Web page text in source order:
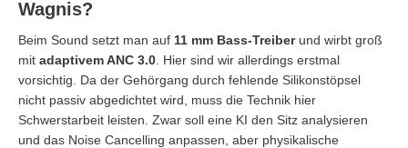
Wagnis?
Beim Sound setzt man auf 11 mm Bass-Treiberund wirbt groß
mit adaptivem ANC 3.0 . Hier sind wir allerdings erstmal
vorsichtig. Da der Gehörgang durch fehlende Silikonstöpsel
nicht passiv abgedichtet wird, muss die Technik hier
Schwerstarbeit leisten. Zwar soll eine KI den Sitz analysieren
und das Noise Cancelling anpassen, aber physikalische